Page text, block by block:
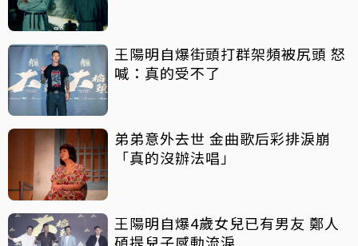
王陽明自爆街頭打群架頻被尻頭 怒
喊：真的受不了
弟弟意外去世 金曲歌后彩排淚崩
「真的沒辦法唱」
王陽明自爆4歲女兒已有男友 鄭人